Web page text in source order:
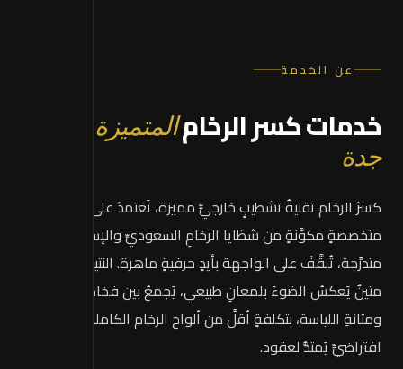
عن الخدمة
خدمات كسر الرخامالمتميزة في
جدة
كسرُ الرخام تقنيةُ تشطيبٍ خارجيٍّ مميزة، تَعتمدُ على لياسةٍ
متخصصةٍ مكوَّنةٍ من شظايا الرخامِ السعوديِّ والإسبانيِّ بأحجامٍ
متدرِّجة، تُلقَّفُ على الواجهة بأيدٍ حرفيةٍ ماهرة. النتيجةُ سطحٌ
متينٌ يَعكسُ الضوءَ بلمعانٍ طبيعي، يَجمعُ بين فخامةِ الرخام
ومتانةِ اللياسة، بتكلفةٍ أقلَّ من ألواح الرخام الكاملة وعمرٍ
افتراضيٍّ يَمتدُّ لعقود.